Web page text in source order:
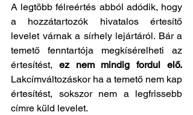
A legtöbb félreértés abból adódik, hogy
a hozzátartozók hivatalos értesítő
levelet várnak a sírhely lejártáról. Bár a
temető fenntartója megkísérelheti az
értesítést,
Lakcímváltozáskor ha a temető nem kap
értesítést, sokszor nem a legfrissebb
címre küld levelet.